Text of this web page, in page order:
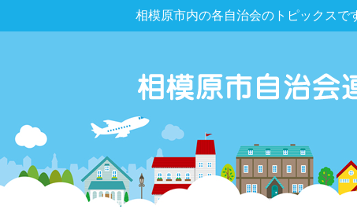
相模原市内の各自治会のトピックスで